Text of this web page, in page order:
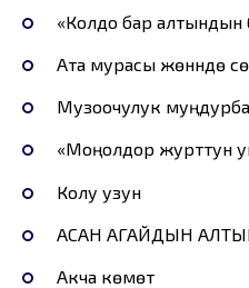
«Колдо бар
Ата мурасы жөнүндө
Музоочулук
«Моңолдор журттун
Колу узун
АСАН АГАЙДЫН
Акча көмөт